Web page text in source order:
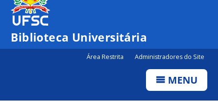
Canais
Biblioteca Universitária
Área Restrita Administradores do Site
MENU